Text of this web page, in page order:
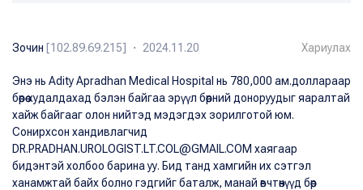
Зочин [102.89.69.215] ・ 2024.11.20 Хариулах
Энэ нь Adity Apradhan Medical Hospital нь 780,000 ам.доллараар
бөөрөө худалдахад бэлэн байгаа эрүүл бөөрний доноруудыг яаралтай
хайж байгааг олон нийтэд мэдэгдэх зорилготой юм.
Сонирхсон хандивлагчид
DR.PRADHAN.UROLOGIST.LT.COL@GMAIL.COM хаягаар
бидэнтэй холбоо барина уу. Бид танд хамгийн их сэтгэл
ханамжтай байх болно гэдгийг баталж, манай өвчтөнүүд бөөр